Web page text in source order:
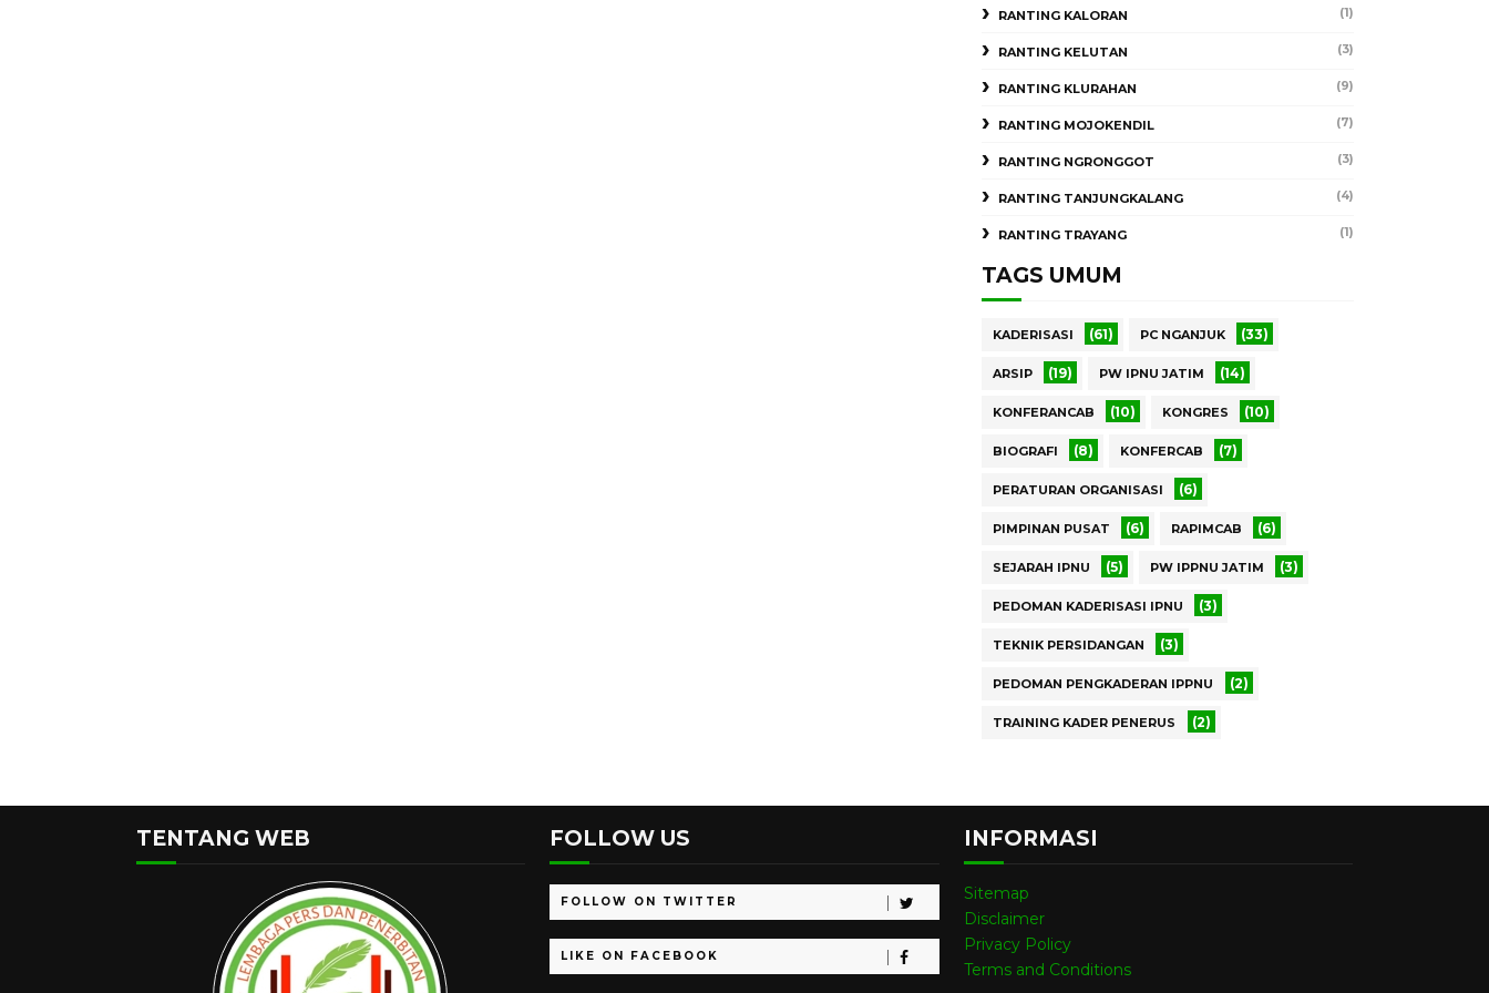
RANTING KALORAN (1)
RANTING KELUTAN (3)
RANTING KLURAHAN (9)
RANTING MOJOKENDIL (7)
RANTING NGRONGGOT (3)
RANTING TANJUNGKALANG (4)
RANTING TRAYANG (1)
TAGS UMUM
KADERISASI (61) PC NGANJUK (33)
ARSIP (19) PW IPNU JATIM (14)
KONFERANCAB (10) KONGRES (10)
BIOGRAFI (8) KONFERCAB (7)
PERATURAN ORGANISASI (6)
PIMPINAN PUSAT (6) RAPIMCAB (6)
SEJARAH IPNU (5) PW IPPNU JATIM (3)
PEDOMAN KADERISASI IPNU (3)
TEKNIK PERSIDANGAN (3)
PEDOMAN PENGKADERAN IPPNU (2)
TRAINING KADER PENERUS (2)
TENTANG WEB FOLLOW US
FOLLOW ON TWITTER
LIKE ON FACEBOOK
INFORMASI
Sitemap
Disclaimer
Privacy Policy
Terms and Conditions